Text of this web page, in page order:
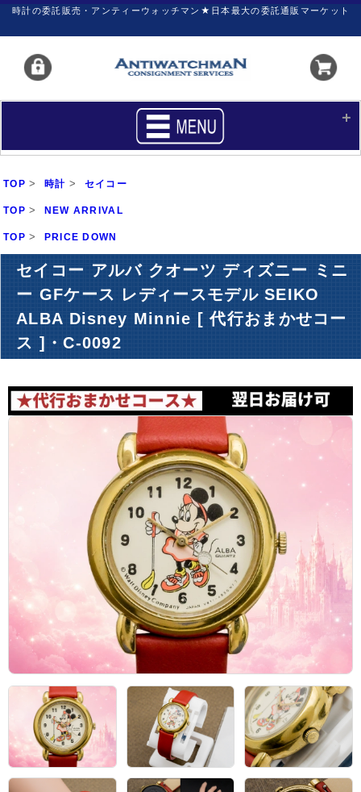
時計の委託販売・アンティーウォッチマン★日本最大の委託通販マーケット
買いたい
サポート
新着リスト 価格ダウン
価格の交渉 時計の修理
カレンダープライス
TOP > 時計 > セイコー
TOP > NEW ARRIVAL
TOP > PRICE DOWN
セイコー アルバ クオーツ ディズニー ミニ
ー GFケース レディースモデル SEIKO
ALBA Disney Minnie [ 代行おまかせコー
ス ]・C-0092